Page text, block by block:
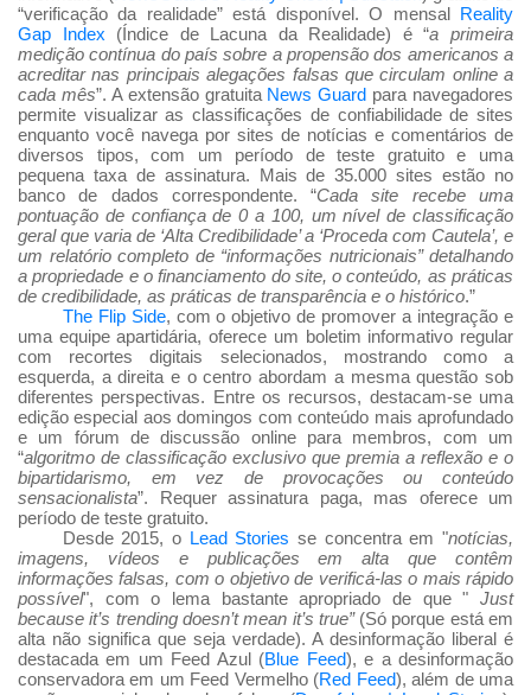
“verificação da realidade” está disponível. O mensal Reality
Gap Index (Índice de Lacuna da Realidade) é “a primeira
medição contínua do país sobre a propensão dos americanos a
acreditar nas principais alegações falsas que circulam online a
cada mês”. A extensão gratuita News Guard para navegadores
permite visualizar as classificações de confiabilidade de sites
enquanto você navega por sites de notícias e comentários de
diversos tipos, com um período de teste gratuito e uma
pequena taxa de assinatura. Mais de 35.000 sites estão no
banco de dados correspondente. “Cada site recebe uma
pontuação de confiança de 0 a 100, um nível de classificação
geral que varia de ‘Alta Credibilidade’ a ‘Proceda com Cautela’, e
um relatório completo de “informações nutricionais” detalhando
a propriedade e o financiamento do site, o conteúdo, as práticas
de credibilidade, as práticas de transparência e o histórico.”
The Flip Side, com o objetivo de promover a integração e
uma equipe apartidária, oferece um boletim informativo regular
com recortes digitais selecionados, mostrando como a
esquerda, a direita e o centro abordam a mesma questão sob
diferentes perspectivas. Entre os recursos, destacam-se uma
edição especial aos domingos com conteúdo mais aprofundado
e um fórum de discussão online para membros, com um
“algoritmo de classificação exclusivo que premia a reflexão e o
bipartidarismo, em vez de provocações ou conteúdo
sensacionalista”. Requer assinatura paga, mas oferece um
período de teste gratuito.
Desde 2015, o Lead Stories se concentra em "notícias,
imagens, vídeos e publicações em alta que contêm
informações falsas, com o objetivo de verificá-las o mais rápido
possível", com o lema bastante apropriado de que " Just
because it’s trending doesn’t mean it’s true”(Só porque está em
alta não significa que seja verdade). A desinformação liberal é
destacada em um Feed Azul (Blue Feed), e a desinformação
conservadora em um Feed Vermelho (Red Feed), além de uma